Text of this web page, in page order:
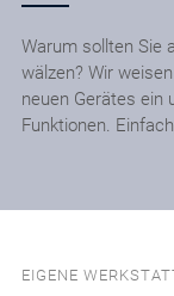
Warum sollten Sie
wälzen? Wir
neuen Gerätes ein
Funktionen.
EIGENE